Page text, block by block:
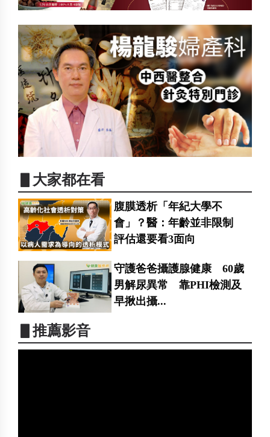
▋大家都在看
腹膜透析「年紀大學不
會」？醫：年齡並非限制
評估還要看3面向
守護爸爸攝護腺健康 60歲
男解尿異常 靠PHI檢測及
早揪出攝...
▋推薦影音